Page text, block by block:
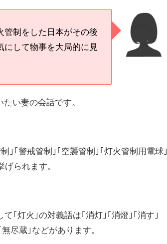
管制をした日本がその後
にして物事を大局的に見
い妻の会話です。
｣｢警戒管制｣｢空襲管制｣｢灯火管制用電球｣
げられます。
て｢灯火｣の対義語は｢消灯｣｢消燈｣｢消す｣
尽蔵｣などがあります。